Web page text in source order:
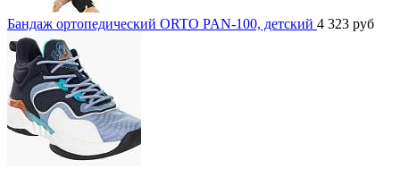
Бандаж ортопедический ORTO PAN-100, детский 4 323 руб